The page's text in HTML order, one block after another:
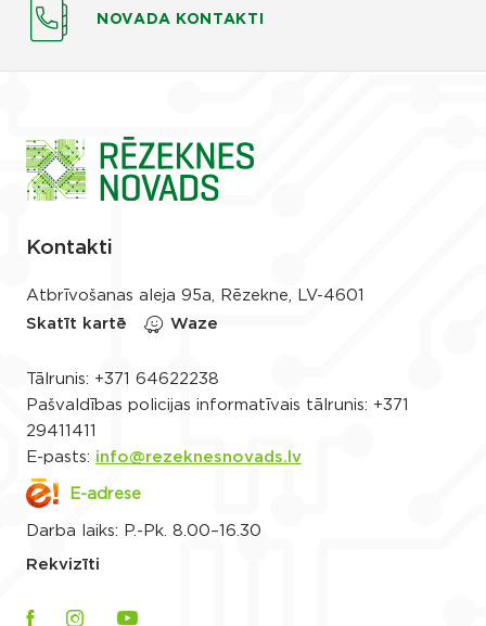
NOVADA KONTAKTI
Kontakti
Atbrīvošanas aleja 95a, Rēzekne, LV-4601
Skatīt kartē
Waze
Tālrunis: +371 64622238
Pašvaldības policijas informatīvais tālrunis: +371
29411411
E-pasts: info@rezeknesnovads.lv
E-adrese
Darba laiks: P.-Pk. 8.00–16.30
Rekvizīti